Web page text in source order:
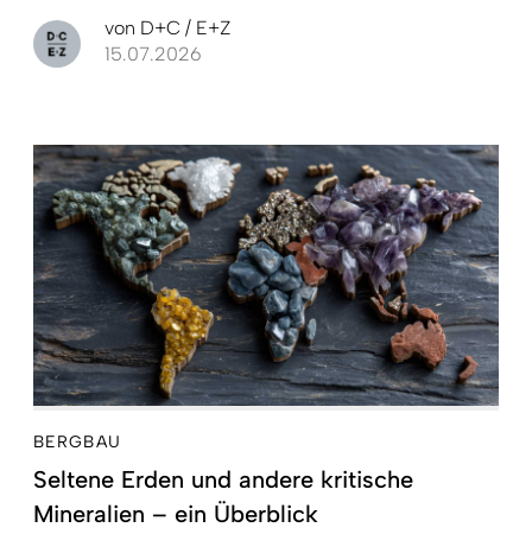
von D+C / E+Z
15.07.2026
BERGBAU
Seltene Erden und andere kritische
Mineralien – ein Überblick